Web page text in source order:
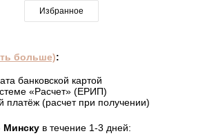
Избранное
больше):
банковской картой
«Расчет» (ЕРИП)
платёж (расчет при получении)
Минску в течение 1-3 дней: